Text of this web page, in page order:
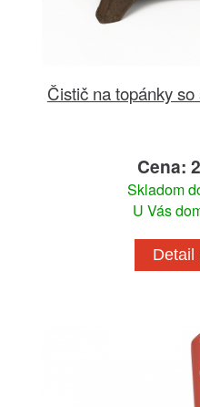
Čistič na topánky
Cena:
Skladom
U Vás
Detail